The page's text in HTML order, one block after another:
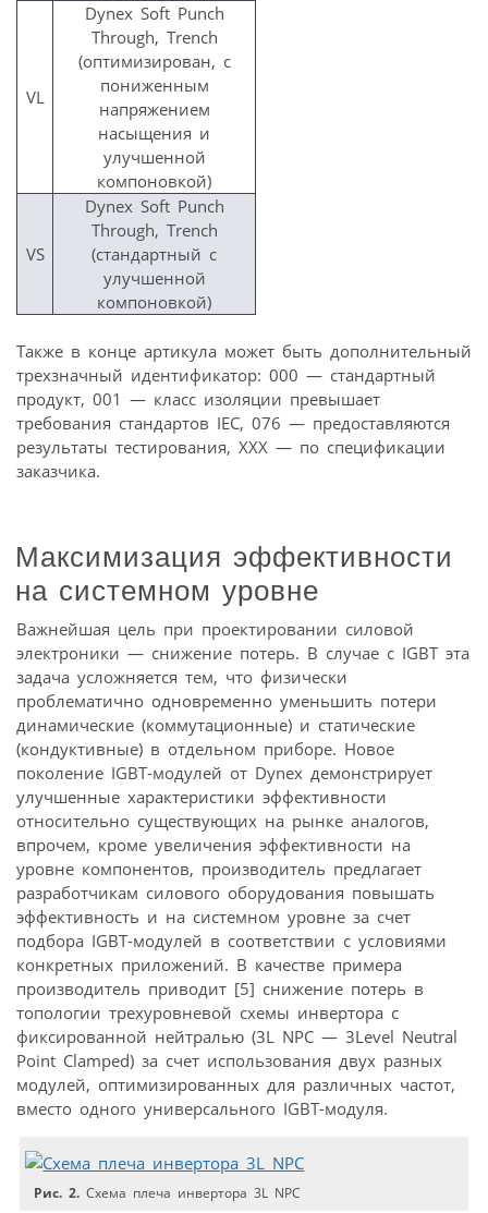
VL
Dynex Soft Punch
Through, Trench
(оптимизирован, с
пониженным
напряжением
насыщения и
улучшенной
компоновкой)
VS
Dynex Soft Punch
Through, Trench
(стандартный с
улучшенной
компоновкой)
Также в конце артикула может быть дополнительный
трехзначный идентификатор: 000 — стандартный
продукт, 001 — класс изоляции превышает
требования стандартов IEC, 076 — предоставляются
результаты тестирования, XXX — по спецификации
заказчика.
Максимизация эффективности
на системном уровне
Важнейшая цель при проектировании силовой
электроники — снижение потерь. В случае с IGBT эта
задача усложняется тем, что физически
проблематично одновременно уменьшить потери
динамические (коммутационные) и статические
(кондуктивные) в отдельном приборе. Новое
поколение IGBT-модулей от Dynex демонстрирует
улучшенные характеристики эффективности
относительно существующих на рынке аналогов,
впрочем, кроме увеличения эффективности на
уровне компонентов, производитель предлагает
разработчикам силового оборудования повышать
эффективность и на системном уровне за счет
подбора IGBT-модулей в соответствии с условиями
конкретных приложений. В качестве примера
производитель приводит [5] снижение потерь в
топологии трехуровневой схемы инвертора с
фиксированной нейтралью (3L NPC — 3Level Neutral
Point Clamped) за счет использования двух разных
модулей, оптимизированных для различных частот,
вместо одного универсального IGBT-модуля.
Рис. 2. Схема плеча инвертора 3L NPC